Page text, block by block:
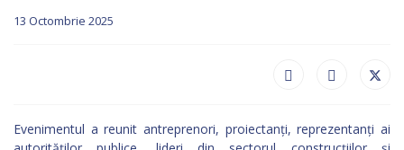
13 Octombrie 2025
Evenimentul a reunit antreprenori, proiectanți, reprezentanți ai